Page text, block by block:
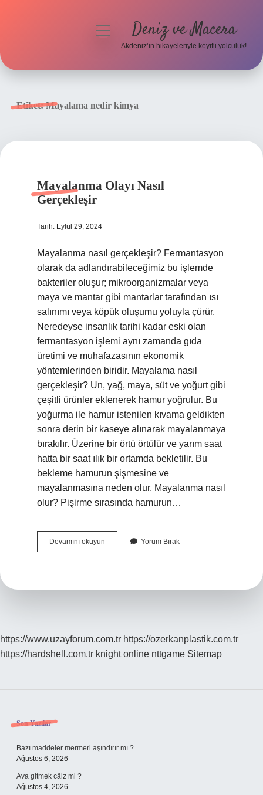
menüyü Deniz ve Macera
Akdeniz’in hikayeleriyle keyifli yolculuk!
Etiket:Mayalama nedir kimya
Mayalanma Olayı Nasıl
Gerçekleşir
Tarih: Eylül 29, 2024
Mayalanma nasıl gerçekleşir? Fermantasyon
olarak da adlandırabileceğimiz bu işlemde
bakteriler oluşur; mikroorganizmalar veya
maya ve mantar gibi mantarlar tarafından ısı
salınımı veya köpük oluşumu yoluyla çürür.
Neredeyse insanlık tarihi kadar eski olan
fermantasyon işlemi aynı zamanda gıda
üretimi ve muhafazasının ekonomik
yöntemlerinden biridir. Mayalama nasıl
gerçekleşir? Un, yağ, maya, süt ve yoğurt gibi
çeşitli ürünler eklenerek hamur yoğrulur. Bu
yoğurma ile hamur istenilen kıvama geldikten
sonra derin bir kaseye alınarak mayalanmaya
bırakılır. Üzerine bir örtü örtülür ve yarım saat
hatta bir saat ılık bir ortamda bekletilir. Bu
bekleme hamurun şişmesine ve
mayalanmasına neden olur. Mayalanma nasıl
olur? Pişirme sırasında hamurun…
Devamını okuyun Mayalanma
Olayı
Yorum Bırak
https://www.uzayforum.com.tr https://ozerkanplastik.com.tr
https://hardshell.com.tr knight online nttgame Sitemap
Sidebar
Son Yazılar
Bazı maddeler mermeri aşındırır mı ?
Ağustos 6, 2026
Ava gitmek câiz mi ?
Ağustos 4, 2026